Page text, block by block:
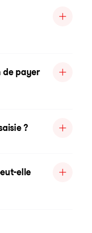
de payer
?
elle